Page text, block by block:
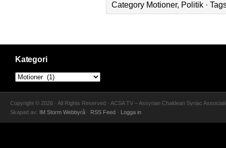
Category Motioner, Politik ·
Kategori
Copyright © 2026 · All Rights Reserved · ACSA TV – Assyrian Chaldean Syriac
Skapad av: IM Storm Webbyrå · RSS Feed · Logga in